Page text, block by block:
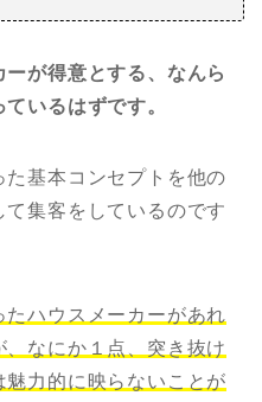
が得意とする、なんら
いるはずです。
基本コンセプトを他の
て集客をしているのです
たハウスメーカーがあれ
なにか１点、突き抜け
力的に映らないことが